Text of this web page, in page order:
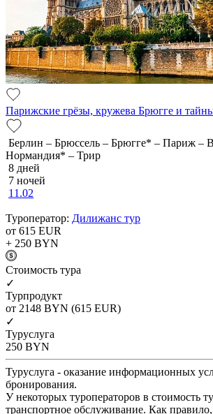
Парижские грёзы, кружева Брюгге и
Берлин – Брюссель – Брюгге* – Париж –
Нормандия* – Трир
8 дней
7 ночей
11.02
Туроператор: Дилижанс тур
от 615 EUR
+ 250 BYN
Cтоимость тура
✓
Турпродукт
от 2148 BYN (615 EUR)
✓
Туруслуга
250 BYN
Туруслуга - оказание информационных
бронирования.
У некоторых туроператоров в стоимость
транспортное обслуживание. Как правило,